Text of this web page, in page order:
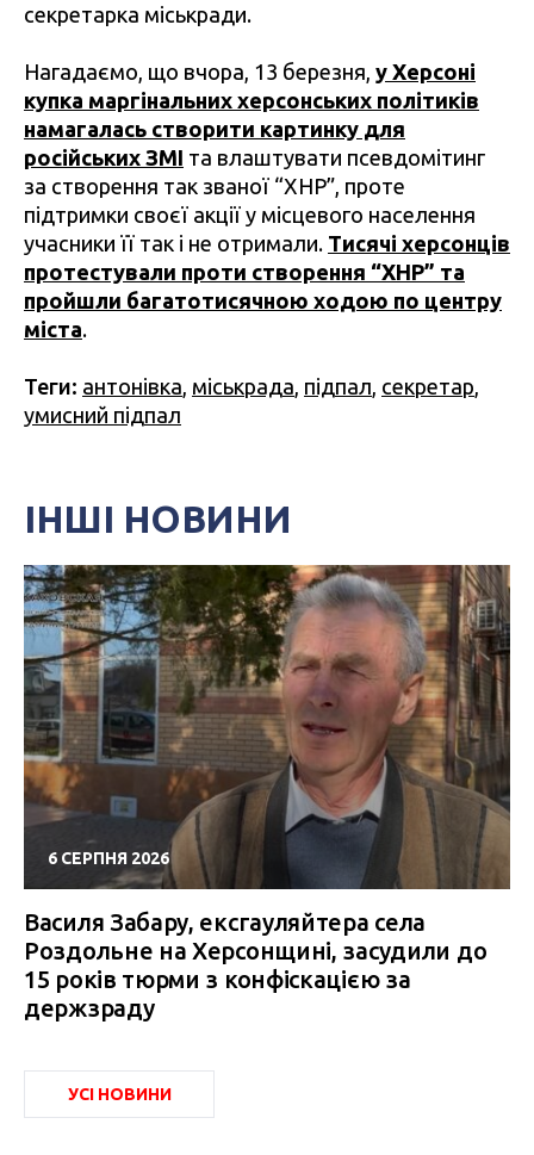
секретарка міськради.
Нагадаємо, що вчора, 13 березня, у Херсоні
купка маргінальних херсонських політиків
намагалась створити картинку для
російських ЗМІ та влаштувати псевдомітинг
за створення так званої “ХНР”, проте
підтримки своєї акції у місцевого населення
учасники її так і не отримали. Тисячі херсонців
протестували проти створення “ХНР” та
пройшли багатотисячною ходою по центру
міста.
Теги: антонівка, міськрада, підпал, секретар,
умисний підпал
ІНШІ НОВИНИ
6 СЕРПНЯ 2026
Василя Забару, ексгауляйтера села
Роздольне на Херсонщині, засудили до
15 років тюрми з конфіскацією за
держзраду
УСІ НОВИНИ